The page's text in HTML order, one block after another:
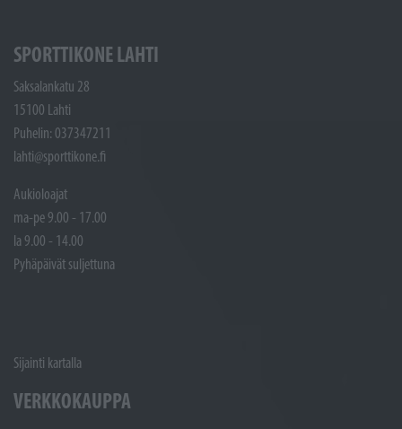
SPORTTIKONE LAHTI
Saksalankatu 28
15100 Lahti
Puhelin: 037347211
lahti@sporttikone.fi
Aukioloajat
ma-pe 9.00 - 17.00
la 9.00 - 14.00
Pyhäpäivät suljettuna
Sijainti kartalla
VERKKOKAUPPA